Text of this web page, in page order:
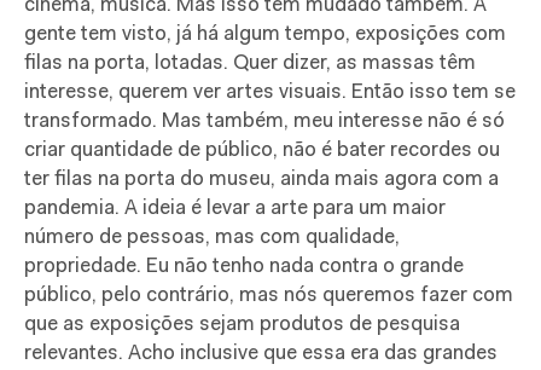
cinema, música. Mas isso tem mudado também. A
gente tem visto, já há algum tempo, exposições com
filas na porta, lotadas. Quer dizer, as massas têm
interesse, querem ver artes visuais. Então isso tem se
transformado. Mas também, meu interesse não é só
criar quantidade de público, não é bater recordes ou
ter filas na porta do museu, ainda mais agora com a
pandemia. A ideia é levar a arte para um maior
número de pessoas, mas com qualidade,
propriedade. Eu não tenho nada contra o grande
público, pelo contrário, mas nós queremos fazer com
que as exposições sejam produtos de pesquisa
relevantes. Acho inclusive que essa era das grandes